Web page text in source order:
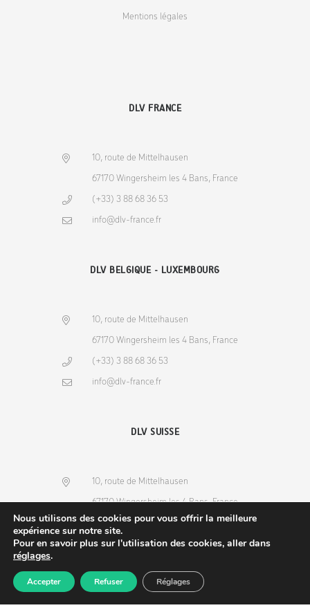
Produits Recherche Commande
Mentions légales
DLV FRANCE
10, route de Mittelhausen
67170 Wingersheim les 4 Bans, France
(+33) 3 88 68 36 53
info@dlv-france.fr
DLV BELGIQUE - LUXEMBOURG
10, route de Mittelhausen
67170 Wingersheim les 4 Bans, France
(+33) 3 88 68 36 53
info@dlv-france.fr
DLV SUISSE
10, route de Mittelhausen
67170 Wingersheim les 4 Bans, France
(+33) 3 88 68 36 53
info@dlv-france.fr
Nous utilisons des cookies pour vous offrir la meilleure
expérience sur notre site.
Pour en savoir plus sur l'utilisation des cookies, aller dans
réglages.
Accepter Refuser Réglages